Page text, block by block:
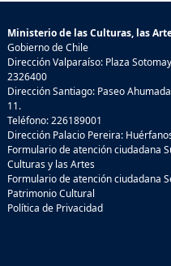
Ministerio de las Culturas, las
Gobierno de Chile
Dirección Valparaíso: Plaza
2326400
Dirección Santiago: Paseo
11.
Teléfono: 226189001
Dirección Palacio Pereira:
Formulario de atención ciudadana
Culturas y las Artes
Formulario de atención ciudadana
Patrimonio Cultural
Política de Privacidad